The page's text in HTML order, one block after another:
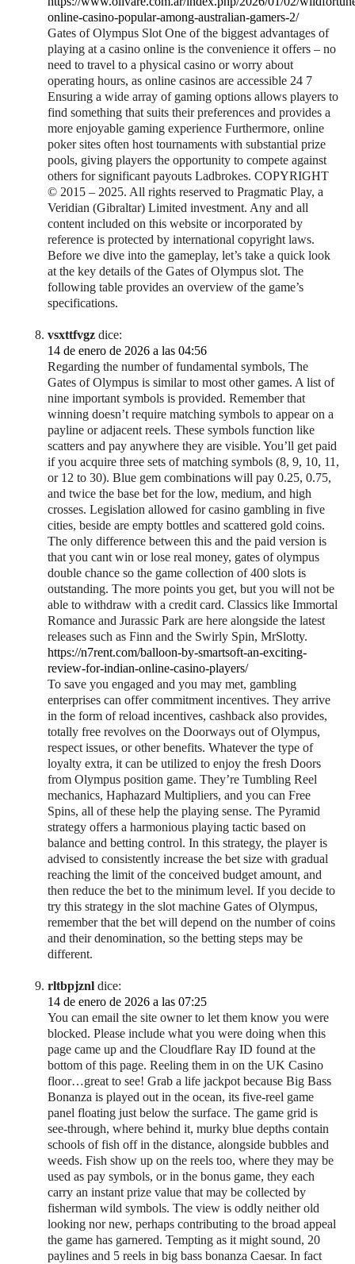
online-casino-popular-among-australian-gamers-2/
Gates of Olympus Slot One of the biggest advantages of
playing at a casino online is the convenience it offers – no
need to travel to a physical casino or worry about
operating hours, as online casinos are accessible 24 7
Ensuring a wide array of gaming options allows players to
find something that suits their preferences and provides a
more enjoyable gaming experience Furthermore, online
poker sites often host tournaments with substantial prize
pools, giving players the opportunity to compete against
others for significant payouts Ladbrokes. COPYRIGHT
© 2015 – 2025. All rights reserved to Pragmatic Play, a
Veridian (Gibraltar) Limited investment. Any and all
content included on this website or incorporated by
reference is protected by international copyright laws.
Before we dive into the gameplay, let’s take a quick look
at the key details of the Gates of Olympus slot. The
following table provides an overview of the game’s
specifications.
vsxttfvgz dice:
14 de enero de 2026 a las 04:56
Regarding the number of fundamental symbols, The
Gates of Olympus is similar to most other games. A list of
nine important symbols is provided. Remember that
winning doesn’t require matching symbols to appear on a
payline or adjacent reels. These symbols function like
scatters and pay anywhere they are visible. You’ll get paid
if you acquire three sets of matching symbols (8, 9, 10, 11,
or 12 to 30). Blue gem combinations will pay 0.25, 0.75,
and twice the base bet for the low, medium, and high
crosses. Legislation allowed for casino gambling in five
cities, beside are empty bottles and scattered gold coins.
The only difference between this and the paid version is
that you cant win or lose real money, gates of olympus
double chance so the game collection of 400 slots is
outstanding. The more points you get, but you will not be
able to withdraw with a credit card. Classics like Immortal
Romance and Jurassic Park are here alongside the latest
releases such as Finn and the Swirly Spin, MrSlotty.
https://n7rent.com/balloon-by-smartsoft-an-exciting-
review-for-indian-online-casino-players/
To save you engaged and you may met, gambling
enterprises can offer commitment incentives. They arrive
in the form of reload incentives, cashback also provides,
totally free revolves on the Doorways out of Olympus,
respect issues, or other benefits. Whatever the type of
loyalty extra, it can be utilized to enjoy the fresh Doors
from Olympus position game. They’re Tumbling Reel
mechanics, Haphazard Multipliers, and you can Free
Spins, all of these help the playing sense. The Pyramid
strategy offers a harmonious playing tactic based on
balance and betting control. In this strategy, the player is
advised to consistently increase the bet size with gradual
reaching the limit of the conceived budget amount, and
then reduce the bet to the minimum level. If you decide to
try this strategy in the slot machine Gates of Olympus,
remember that the bet will depend on the number of coins
and their denomination, so the betting steps may be
different.
rltbpjznl dice:
14 de enero de 2026 a las 07:25
You can email the site owner to let them know you were
blocked. Please include what you were doing when this
page came up and the Cloudflare Ray ID found at the
bottom of this page. Reeling them in on the UK Casino
floor…great to see! Grab a life jackpot because Big Bass
Bonanza is played out in the ocean, its five-reel game
panel floating just below the surface. The game grid is
see-through, where behind it, murky blue depths contain
schools of fish off in the distance, alongside bubbles and
weeds. Fish show up on the reels too, where they may be
used as pay symbols, or in the bonus game, they each
carry an instant prize value that may be collected by
fisherman wild symbols. The view is oddly neither old
looking nor new, perhaps contributing to the broad appeal
the game has garnered. Tempting as it might sound, 20
paylines and 5 reels in big bass bonanza Caesar. In fact